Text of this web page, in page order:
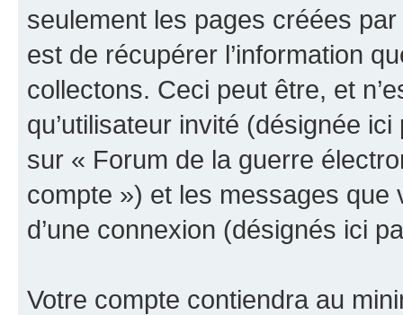
seulement les pages créées
est de récupérer l’information
collectons. Ceci peut être, et
qu’utilisateur invité (désignée
sur « Forum de la guerre
compte ») et les messages que
d’une connexion (désignés ici
Votre compte contiendra au